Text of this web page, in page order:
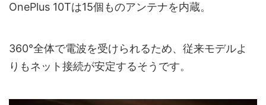
OnePlus 10Tは15個ものアンテナを内蔵。
360°全体で電波を受けられるため、従来モデルよ
りもネット接続が安定するそうです。